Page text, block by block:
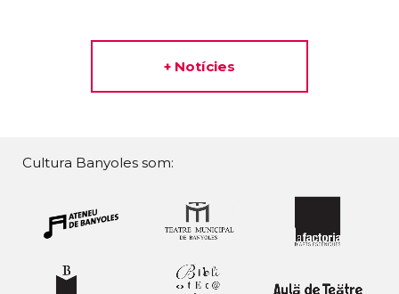
+ Notícies
Cultura Banyoles som: